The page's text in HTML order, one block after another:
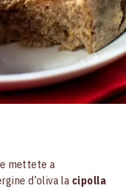
mettete a
d’oliva la cipolla